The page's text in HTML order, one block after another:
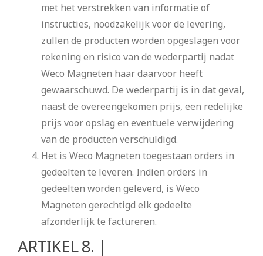
met het verstrekken van informatie of
instructies, noodzakelijk voor de levering,
zullen de producten worden opgeslagen voor
rekening en risico van de wederpartij nadat
Weco Magneten haar daarvoor heeft
gewaarschuwd. De wederpartij is in dat geval,
naast de overeengekomen prijs, een redelijke
prijs voor opslag en eventuele verwijdering
van de producten verschuldigd.
Het is Weco Magneten toegestaan orders in
gedeelten te leveren. Indien orders in
gedeelten worden geleverd, is Weco
Magneten gerechtigd elk gedeelte
afzonderlijk te factureren.
ARTIKEL 8. |